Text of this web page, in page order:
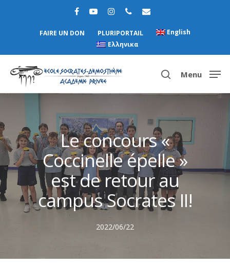
FAIRE UN DON PLURIPORTAIL
English
Ελληνικα
Hit enter to search or ESC to close
Menu
Le concours «
Coccinelle épelle »
est de retour au
campus Socrates II!
2022/06/22